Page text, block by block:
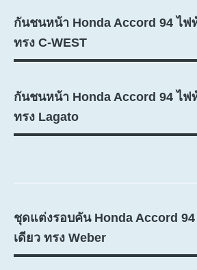
กันชนหน้า Honda Accord 94 ไฟ
ทรง C-WEST
กันชนหน้า Honda Accord 94 ไฟ
ทรง Lagato
ชุดแต่งรอบคัน Honda Accord
เดียว ทรง Weber